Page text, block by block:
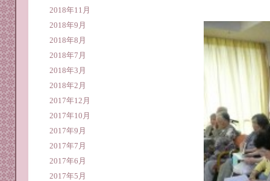
2018年11月
2018年9月
2018年8月
2018年7月
2018年3月
2018年2月
2017年12月
2017年10月
2017年9月
2017年7月
2017年6月
2017年5月